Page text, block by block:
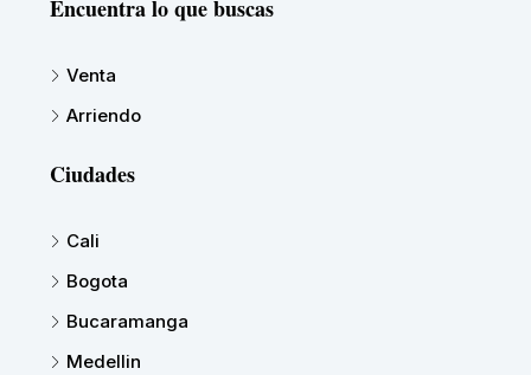
Encuentra lo que buscas
Venta
Arriendo
Ciudades
Cali
Bogota
Bucaramanga
Medellin